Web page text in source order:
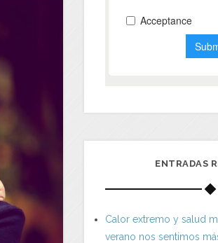
ENTRADAS
Calor extremo y salud
verano nos sentimos